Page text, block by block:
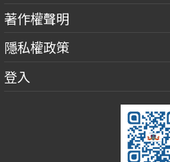
著作權聲明
隱私權政策
登入